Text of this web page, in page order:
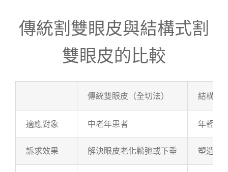
傳統割雙眼皮與結構式割
雙眼皮的比較
傳統雙眼皮（全切法） 結構式
適應對象 中老年患者 年輕族
訴求效果 解決眼皮老化鬆弛或下垂 塑造雙